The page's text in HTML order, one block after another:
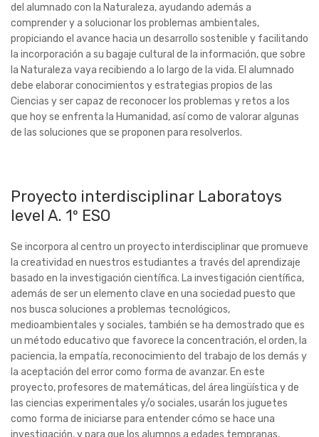
del alumnado con la Naturaleza, ayudando además a
comprender y a solucionar los problemas ambientales,
propiciando el avance hacia un desarrollo sostenible y facilitando
la incorporación a su bagaje cultural de la información, que sobre
la Naturaleza vaya recibiendo a lo largo de la vida. El alumnado
debe elaborar conocimientos y estrategias propios de las
Ciencias y ser capaz de reconocer los problemas y retos a los
que hoy se enfrenta la Humanidad, así como de valorar algunas
de las soluciones que se proponen para resolverlos.
Proyecto interdisciplinar Laboratoys
level A. 1º ESO
Se incorpora al centro un proyecto interdisciplinar que promueve
la creatividad en nuestros estudiantes a través del aprendizaje
basado en la investigación científica. La investigación científica,
además de ser un elemento clave en una sociedad puesto que
nos busca soluciones a problemas tecnológicos,
medioambientales y sociales, también se ha demostrado que es
un método educativo que favorece la concentración, el orden, la
paciencia, la empatía, reconocimiento del trabajo de los demás y
la aceptación del error como forma de avanzar. En este
proyecto, profesores de matemáticas, del área lingüística y de
las ciencias experimentales y/o sociales, usarán los juguetes
como forma de iniciarse para entender cómo se hace una
investigación, y para que los alumnos a edades tempranas,